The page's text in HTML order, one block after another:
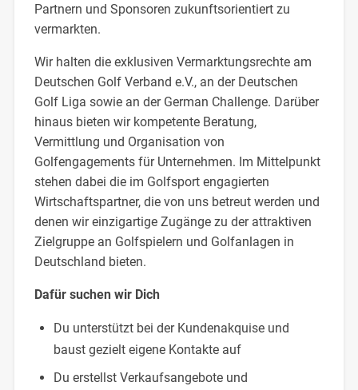
Partnern und Sponsoren zukunftsorientiert zu
vermarkten.
Wir halten die exklusiven Vermarktungsrechte am
Deutschen Golf Verband e.V., an der Deutschen
Golf Liga sowie an der German Challenge. Darüber
hinaus bieten wir kompetente Beratung,
Vermittlung und Organisation von
Golfengagements für Unternehmen. Im Mittelpunkt
stehen dabei die im Golfsport engagierten
Wirtschaftspartner, die von uns betreut werden und
denen wir einzigartige Zugänge zu der attraktiven
Zielgruppe an Golfspielern und Golfanlagen in
Deutschland bieten.
Dafür suchen wir Dich
Du unterstützt bei der Kundenakquise und
baust gezielt eigene Kontakte auf
Du erstellst Verkaufsangebote und